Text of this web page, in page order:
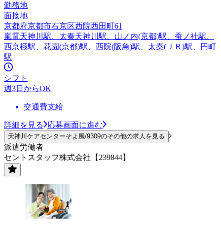
勤務地
面接地
京都府京都市右京区西院西田町61
嵐電天神川駅、太秦天神川駅、山ノ内(京都)駅、蚕ノ社駅、
西京極駅、花園(京都)駅、西院(阪急)駅、太秦(ＪＲ)駅、円町
駅
シフト
週3日からOK
交通費支給
詳細を見る 応募画面に進む
天神川ケアセンターそよ風/9309のその他の求人を見る
派遣労働者
セントスタッフ株式会社【239844】